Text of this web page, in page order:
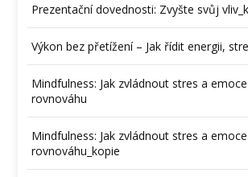
Prezentační dovednosti: Zvyšte svůj
Výkon bez přetížení – Jak řídit energii,
Mindfulness: Jak zvládnout stres a
rovnováhu
Mindfulness: Jak zvládnout stres a
rovnováhu_kopie